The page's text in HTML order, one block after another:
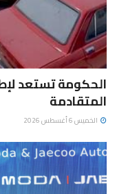
الحكومة تستعد
المتقادمة
الخميس 6 أغسطس 2026